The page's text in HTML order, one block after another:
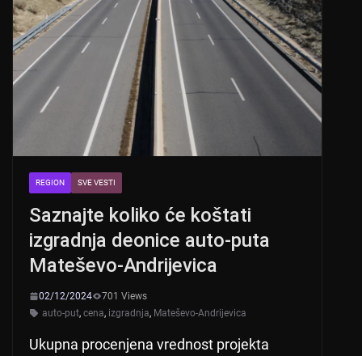
REGION SVE VESTI
Saznajte koliko će koštati
izgradnja deonice auto-puta
Mateševo-Andrijevica
02/12/2024
701 Views
auto-put, cena, izgradnja, Mateševo-Andrijevica
Ukupna procenjena vrednost projekta